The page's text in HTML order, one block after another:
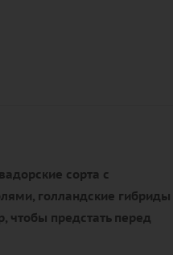
сорта с
голландские гибриды
чтобы предстать перед